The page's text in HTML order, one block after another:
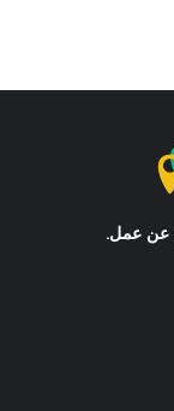
عن عمل.